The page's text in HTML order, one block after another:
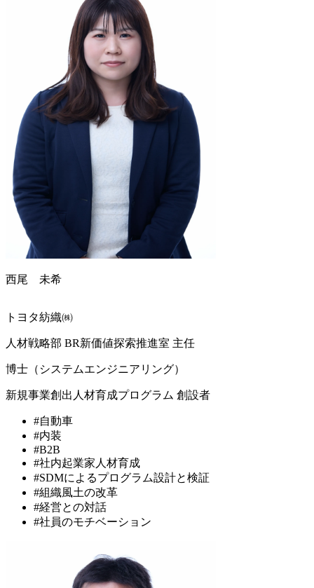
西尾 未希
トヨタ紡織㈱
人材戦略部 BR新価値探索推進室 主任
博士（システムエンジニアリング）
新規事業創出人材育成プログラム 創設者
#自動車
#内装
#B2B
#社内起業家人材育成
#SDMによるプログラム設計と検証
#組織風土の改革
#経営との対話
#社員のモチベーション